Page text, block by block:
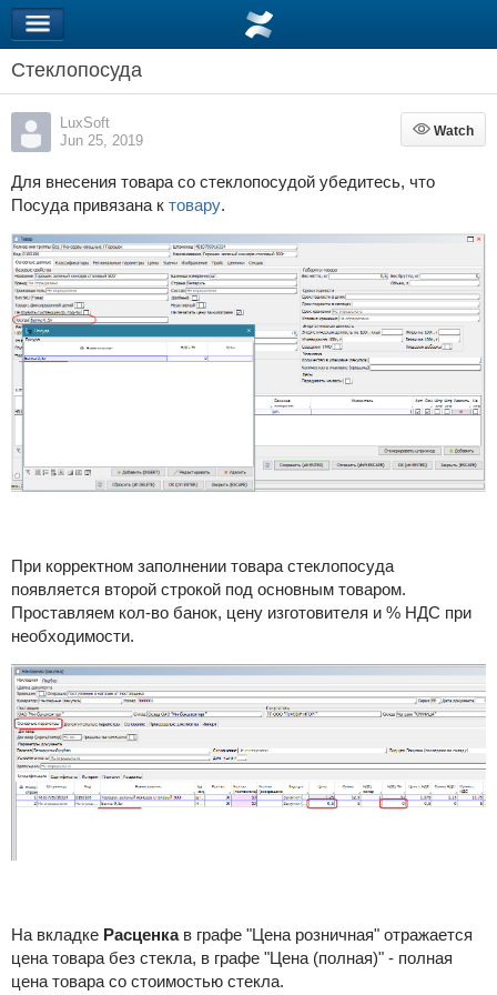
Стеклопосуда
LuxSoft
Jun 25, 2019
Watch
Watch
Для внесения товара со стеклопосудой убедитесь, что
Посуда привязана к товару.
При корректном заполнении товара стеклопосуда
появляется второй строкой под основным товаром.
Проставляем кол-во банок, цену изготовителя и % НДС при
необходимости.
На вкладке Расценкав графе "Цена розничная" отражается
цена товара без стекла, в графе "Цена (полная)" - полная
цена товара со стоимостью стекла.